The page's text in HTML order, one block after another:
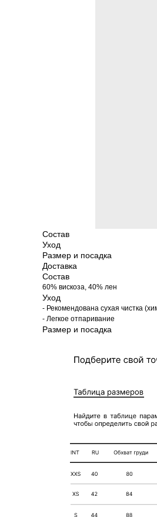
Состав
Уход
Размер и посадка
Доставка
Состав
60% вискоза, 40% лен
Уход
- Рекомендована сухая чистка
- Легкое отпаривание
Размер и посадка